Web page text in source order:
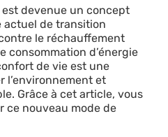
devenue un concept
actuel de transition
le réchauffement
consommation d’énergie
de vie est une
l’environnement et
Grâce à cet article, vous
ce nouveau mode de